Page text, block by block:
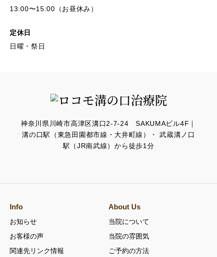
13:00〜15:00（お昼休み）
定休日
日曜・祭日
神奈川県川崎市高津区溝口2-7-24 SAKUMAビル4F｜
溝の口駅（東急田園都市線・大井町線）・ 武蔵溝ノ口
駅（JR南武線）から徒歩1分
Info
お知らせ
お客様の声
関連先リンク情報
About Us
当院について
当院の雰囲気
ご予約の方法